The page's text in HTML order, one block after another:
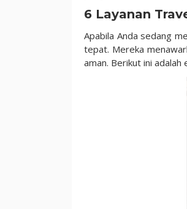
6 Layanan
Apabila Anda sedang
tepat. Mereka
aman. Berikut ini adalah